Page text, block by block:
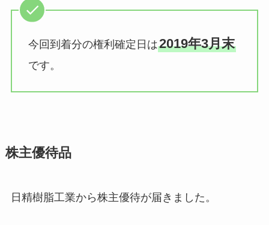
今回到着分の権利確定日は2019年3月末
です。
株主優待品
日精樹脂工業から株主優待が届きました。